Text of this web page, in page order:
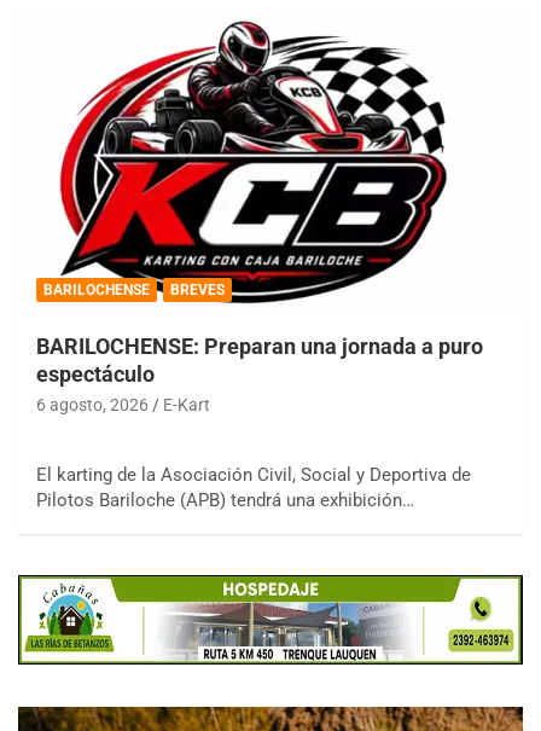
BARILOCHENSE BREVES
BARILOCHENSE: Preparan una jornada a puro
espectáculo
6 agosto, 2026 E-Kart
El karting de la Asociación Civil, Social y Deportiva de
Pilotos Bariloche (APB) tendrá una exhibición…